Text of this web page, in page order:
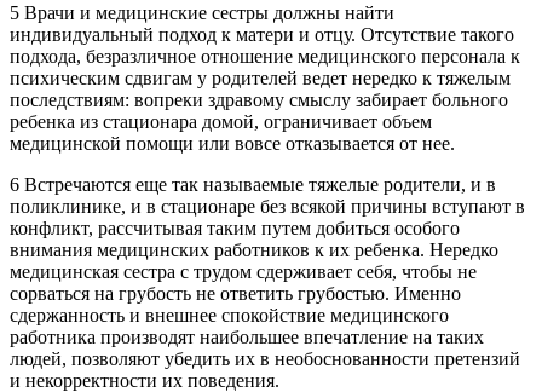
5 Врачи и медицинские сестры должны найти
индивидуальный подход к матери и отцу. Отсутствие такого
подхода, безразличное отношение медицинского персонала к
психическим сдвигам у родителей ведет нередко к тяжелым
последствиям: вопреки здравому смыслу забирает больного
ребенка из стационара домой, ограничивает объем
медицинской помощи или вовсе отказывается от нее.
6 Встречаются еще так называемые тяжелые родители, и в
поликлинике, и в стационаре без всякой причины вступают в
конфликт, рассчитывая таким путем добиться особого
внимания медицинских работников к их ребенка. Нередко
медицинская сестра с трудом сдерживает себя, чтобы не
сорваться на грубость не ответить грубостью. Именно
сдержанность и внешнее спокойствие медицинского
работника производят наибольшее впечатление на таких
людей, позволяют убедить их в необоснованности претензий
и некорректности их поведения.